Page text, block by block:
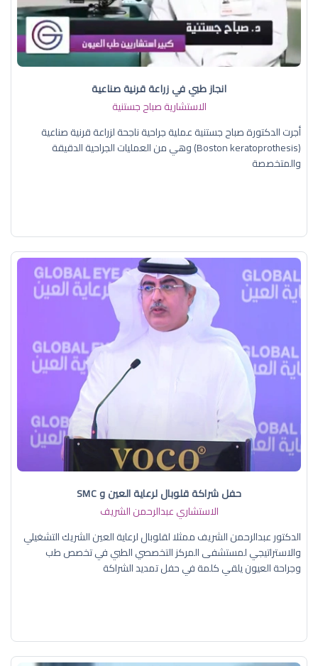
انجاز طبي في زراعة قرنية صناعية
الاستشارية صباح جستنية
أجرت الدكتورة صباح جستنية عملية جراحية ناجحة لزراعة قرنية صناعية
(Boston keratoprothesis) وهي من العمليات الجراحية الدقيقة
والمتخصصة
حفل شراكة قلوبال لرعاية العين و SMC
الاستشاري عبدالرحمن الشريف
الدكتور عبدالرحمن الشريف ممثلا لقلوبال لرعاية العين الشريك التشغيلي
والاستراتيجي لمستشفى المركز التخصصي الطبي في تخصص طب
وجراحة العيون يلقي كلمة في حفل تمديد الشراكة